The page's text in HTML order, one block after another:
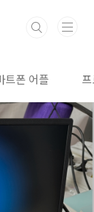
트폰 어플